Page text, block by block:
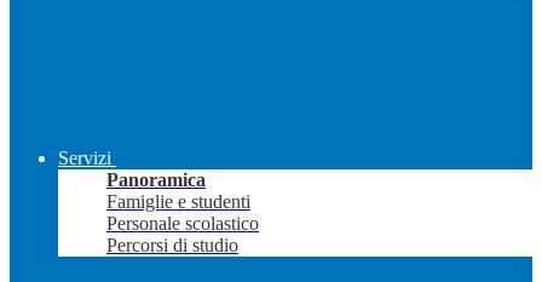
Servizi
Panoramica
Famiglie e studenti
Personale scolastico
Percorsi di studio